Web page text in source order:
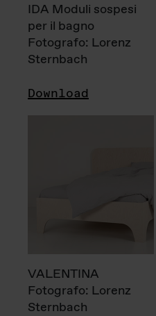
IDA Moduli sospesi
per il bagno
Fotografo: Lorenz
Sternbach
Download
VALENTINA
Fotografo: Lorenz
Sternbach